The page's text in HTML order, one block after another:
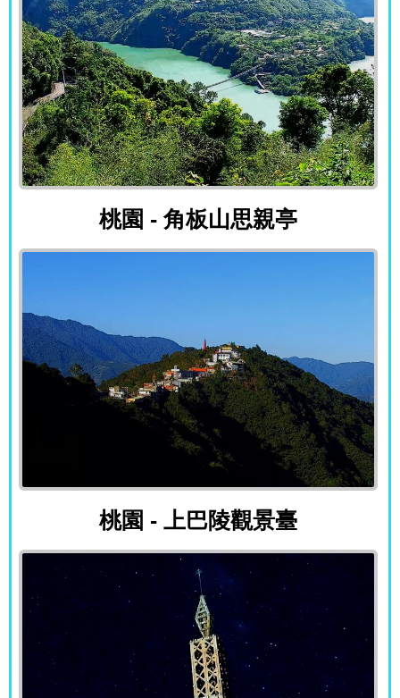
桃園 - 角板山思親亭
桃園 - 角板山思親亭
桃園 - 上巴陵觀景臺
桃園 - 上巴陵觀景臺